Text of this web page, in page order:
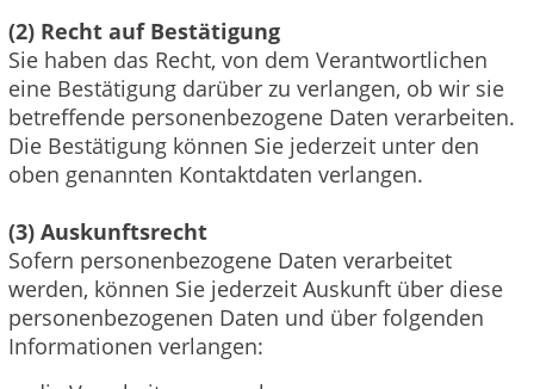
(2) Recht auf Bestätigung
Sie haben das Recht, von dem Verantwortlichen
eine Bestätigung darüber zu verlangen, ob wir sie
betreffende personenbezogene Daten verarbeiten.
Die Bestätigung können Sie jederzeit unter den
oben genannten Kontaktdaten verlangen.
(3) Auskunftsrecht
Sofern personenbezogene Daten verarbeitet
werden, können Sie jederzeit Auskunft über diese
personenbezogenen Daten und über folgenden
Informationen verlangen: